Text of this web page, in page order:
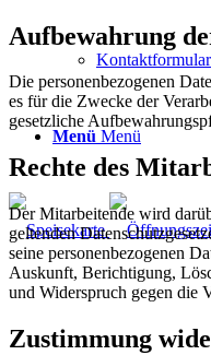
Kontaktformular
Menü Menü
Aufbewahrung
Die personenbezogenen
es für die Zwecke der
gesetzliche
Rechte des
Der Mitarbeitende wird
geltenden
seine personenbezogenen
Auskunft, Berichtigung,
und Widerspruch gegen die
Zustimmung